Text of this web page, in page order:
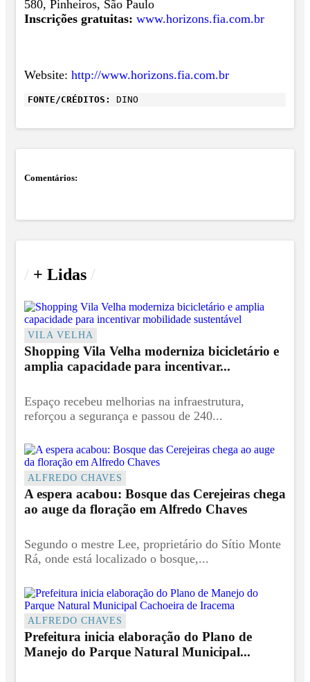
580, Pinheiros, São Paulo
Inscrições gratuitas: www.horizons.fia.com.br
Website: http://www.horizons.fia.com.br
FONTE/CRÉDITOS: DINO
Comentários:
+ Lidas
VILA VELHA
Shopping Vila Velha moderniza bicicletário e
amplia capacidade para incentivar...
Espaço recebeu melhorias na infraestrutura,
reforçou a segurança e passou de 240...
ALFREDO CHAVES
A espera acabou: Bosque das Cerejeiras chega
ao auge da floração em Alfredo Chaves
Segundo o mestre Lee, proprietário do Sítio Monte
Rá, onde está localizado o bosque,...
ALFREDO CHAVES
Prefeitura inicia elaboração do Plano de
Manejo do Parque Natural Municipal...